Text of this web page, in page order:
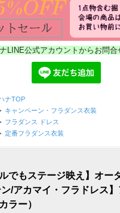
LINE公式アカウントからお問合
ナTOP
キャンペーン・フラダンス衣装
フラダンス ドレス
定番フラダンス衣装
でもステージ映え】オー
ン/アカマイ・フラドレス
ラー）